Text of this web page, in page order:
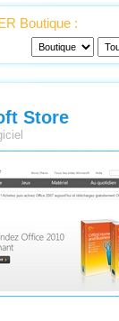
Boutique :
Store